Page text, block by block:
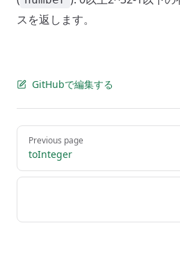
スを返します。
GitHubで編集する
Pager
Previous page
toInteger